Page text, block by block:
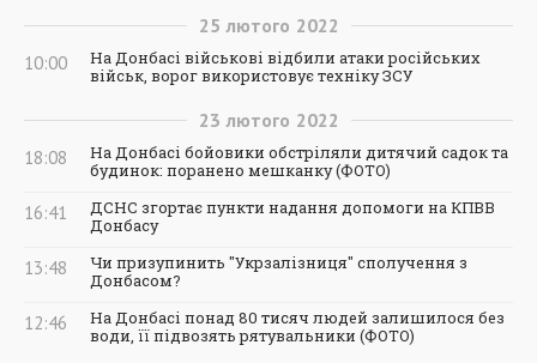
25 лютого 2022
10:00
На Донбасі військові відбили атаки російських
військ, ворог використовує техніку ЗСУ
23 лютого 2022
18:08
На Донбасі бойовики обстріляли дитячий садок та
будинок: поранено мешканку (ФОТО)
16:41
ДСНС згортає пункти надання допомоги на КПВВ
Донбасу
13:48
Чи призупинить "Укрзалізниця" сполучення з
Донбасом?
12:46
На Донбасі понад 80 тисяч людей залишилося без
води, її підвозять рятувальники (ФОТО)